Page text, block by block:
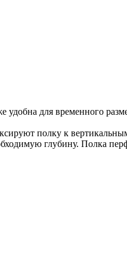
удобна для временного
полку к
глубину. Полка